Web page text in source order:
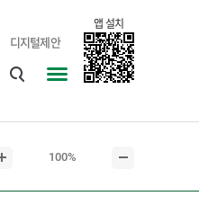
디지털제안
앱 설치
맵
본
문
현
100%
문